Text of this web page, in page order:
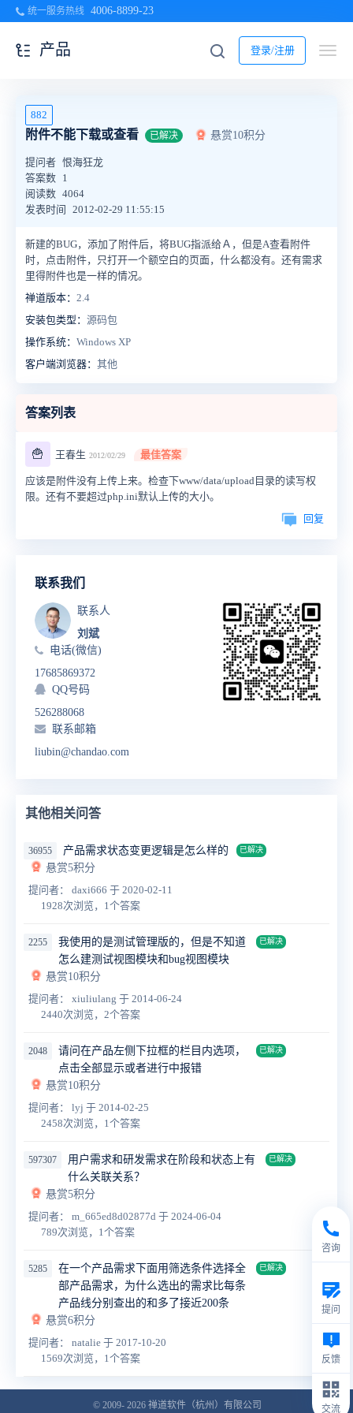
统一服务热线 4006-8899-23
登录/注册
产品
882
附件不能下载或查看 已解决 悬赏10积分
提问者 恨海狂龙
答案数 1
阅读数 4064
发表时间
2012-02-29 11:55:15
新建的BUG，添加了附件后，将BUG指派给Ａ，但是A查看附件
时，点击附件，只打开一个额空白的页面，什么都没有。还有需求
里得附件也是一样的情况。
禅道版本： 2.4
安装包类型： 源码包
操作系统： Windows XP
客户端浏览器： 其他
答案列表
🍟 王春生 2012/02/29 最佳答案
应该是附件没有上传上来。检查下www/data/upload目录的读写权
限。还有不要超过php.ini默认上传的大小。
回复
联系我们
联系人
刘斌
电话(微信)
17685869372
QQ号码
526288068
联系邮箱
liubin@chandao.com
其他相关问答
36955 产品需求状态变更逻辑是怎么样的 已解决
悬赏5积分
提问者： daxi666 于 2020-02-11
1928次浏览，1个答案
2255
我使用的是测试管理版的，但是不知道
怎么建测试视图模块和bug视图模块
已解决
悬赏10积分
提问者： xiuliulang 于 2014-06-24
2440次浏览，2个答案
2048
请问在产品左侧下拉框的栏目内选项，
点击全部显示或者进行中报错
已解决
悬赏10积分
提问者： lyj 于 2014-02-25
2458次浏览，1个答案
597307
用户需求和研发需求在阶段和状态上有
什么关联关系？
已解决
悬赏5积分
提问者： m_665ed8d02877d 于 2024-06-04
789次浏览，1个答案
5285
在一个产品需求下面用筛选条件选择全
部产品需求，为什么选出的需求比每条
产品线分别查出的和多了接近200条
已解决
悬赏6积分
提问者： natalie 于 2017-10-20
1569次浏览，1个答案
© 2009- 2026 禅道软件（杭州）有限公司
咨询
提问
反馈
交流